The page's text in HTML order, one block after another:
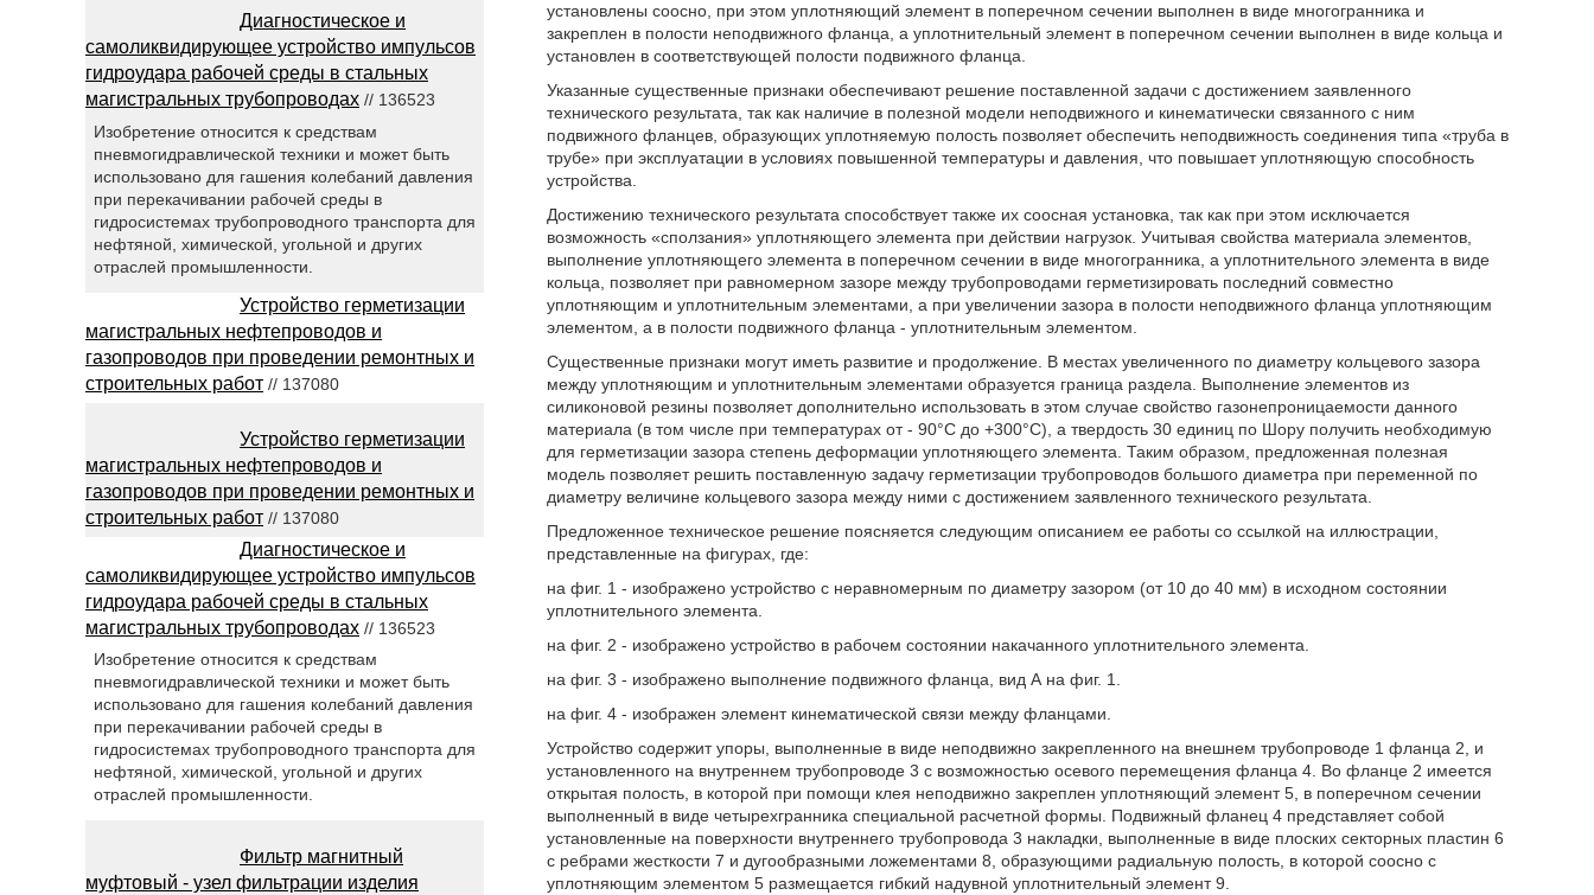
установлены соосно, при этом уплотняющий элемент в поперечном сечении выполнен в виде многогранника и
закреплен в полости неподвижного фланца, а уплотнительный элемент в поперечном сечении выполнен в виде кольца и
установлен в соответствующей полости подвижного фланца.
Указанные существенные признаки обеспечивают решение поставленной задачи с достижением заявленного
технического результата, так как наличие в полезной модели неподвижного и кинематически связанного с ним
подвижного фланцев, образующих уплотняемую полость позволяет обеспечить неподвижность соединения типа «труба в
трубе» при эксплуатации в условиях повышенной температуры и давления, что повышает уплотняющую способность
устройства.
Достижению технического результата способствует также их соосная установка, так как при этом исключается
возможность «сползания» уплотняющего элемента при действии нагрузок. Учитывая свойства материала элементов,
выполнение уплотняющего элемента в поперечном сечении в виде многогранника, а уплотнительного элемента в виде
кольца, позволяет при равномерном зазоре между трубопроводами герметизировать последний совместно
уплотняющим и уплотнительным элементами, а при увеличении зазора в полости неподвижного фланца уплотняющим
элементом, а в полости подвижного фланца - уплотнительным элементом.
Существенные признаки могут иметь развитие и продолжение. В местах увеличенного по диаметру кольцевого зазора
между уплотняющим и уплотнительным элементами образуется граница раздела. Выполнение элементов из
силиконовой резины позволяет дополнительно использовать в этом случае свойство газонепроницаемости данного
материала (в том числе при температурах от - 90°C до +300°C), а твердость 30 единиц по Шору получить необходимую
для герметизации зазора степень деформации уплотняющего элемента. Таким образом, предложенная полезная
модель позволяет решить поставленную задачу герметизации трубопроводов большого диаметра при переменной по
диаметру величине кольцевого зазора между ними с достижением заявленного технического результата.
Предложенное техническое решение поясняется следующим описанием ее работы со ссылкой на иллюстрации,
представленные на фигурах, где:
на фиг. 1 - изображено устройство с неравномерным по диаметру зазором (от 10 до 40 мм) в исходном состоянии
уплотнительного элемента.
на фиг. 2 - изображено устройство в рабочем состоянии накачанного уплотнительного элемента.
на фиг. 3 - изображено выполнение подвижного фланца, вид А на фиг. 1.
на фиг. 4 - изображен элемент кинематической связи между фланцами.
Устройство содержит упоры, выполненные в виде неподвижно закрепленного на внешнем трубопроводе 1 фланца 2, и
установленного на внутреннем трубопроводе 3 с возможностью осевого перемещения фланца 4. Во фланце 2 имеется
открытая полость, в которой при помощи клея неподвижно закреплен уплотняющий элемент 5, в поперечном сечении
выполненный в виде четырехгранника специальной расчетной формы. Подвижный фланец 4 представляет собой
установленные на поверхности внутреннего трубопровода 3 накладки, выполненные в виде плоских секторных пластин 6
с ребрами жесткости 7 и дугообразными ложементами 8, образующими радиальную полость, в которой соосно с
уплотняющим элементом 5 размещается гибкий надувной уплотнительный элемент 9.
Диагностическое и
самоликвидирующее устройство импульсов
гидроудара рабочей среды в стальных
магистральных трубопроводах // 136523
Изобретение относится к средствам
пневмогидравлической техники и может быть
использовано для гашения колебаний давления
при перекачивании рабочей среды в
гидросистемах трубопроводного транспорта для
нефтяной, химической, угольной и других
отраслей промышленности.
Устройство герметизации
магистральных нефтепроводов и
газопроводов при проведении ремонтных и
строительных работ // 137080
Устройство герметизации
магистральных нефтепроводов и
газопроводов при проведении ремонтных и
строительных работ // 137080
Диагностическое и
самоликвидирующее устройство импульсов
гидроудара рабочей среды в стальных
магистральных трубопроводах // 136523
Изобретение относится к средствам
пневмогидравлической техники и может быть
использовано для гашения колебаний давления
при перекачивании рабочей среды в
гидросистемах трубопроводного транспорта для
нефтяной, химической, угольной и других
отраслей промышленности.
Фильтр магнитный
муфтовый - узел фильтрации изделия